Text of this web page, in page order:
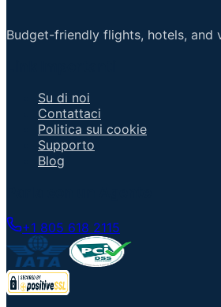
Budget-friendly flights, hotels, and
Su di noi
Contattaci
Politica sui cookie
Supporto
Blog
+1 805 618 2115